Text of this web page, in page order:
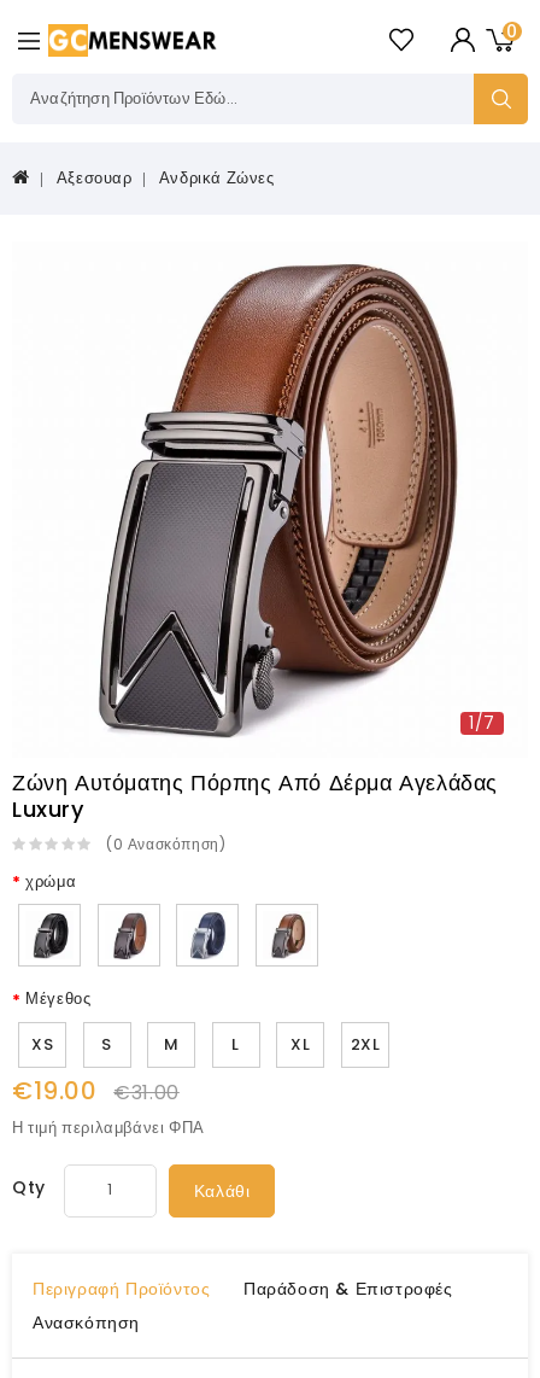
0
Αξεσουαρ Ανδρικά Ζώνες
1/7
Ζώνη Αυτόματης Πόρπης Από Δέρμα Αγελάδας
Luxury
(0 Ανασκόπηση)
χρώμα
Μέγεθος
XS
S M L XL 2XL
€19.00 €31.00
Η τιμή περιλαμβάνει ΦΠΑ
Qty Καλάθι
Περιγραφή Προϊόντος
Παράδοση & Επιστροφές
Ανασκόπηση